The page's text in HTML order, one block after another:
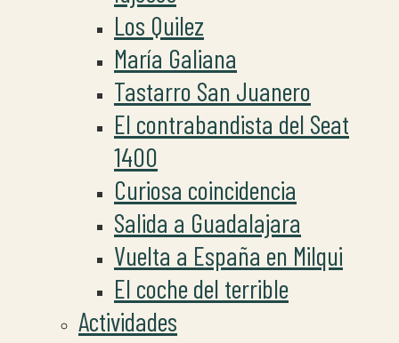
Los Quilez
María Galiana
Tastarro San Juanero
El contrabandista del Seat
1400
Curiosa coincidencia
Salida a Guadalajara
Vuelta a España en Milqui
El coche del terrible
Actividades